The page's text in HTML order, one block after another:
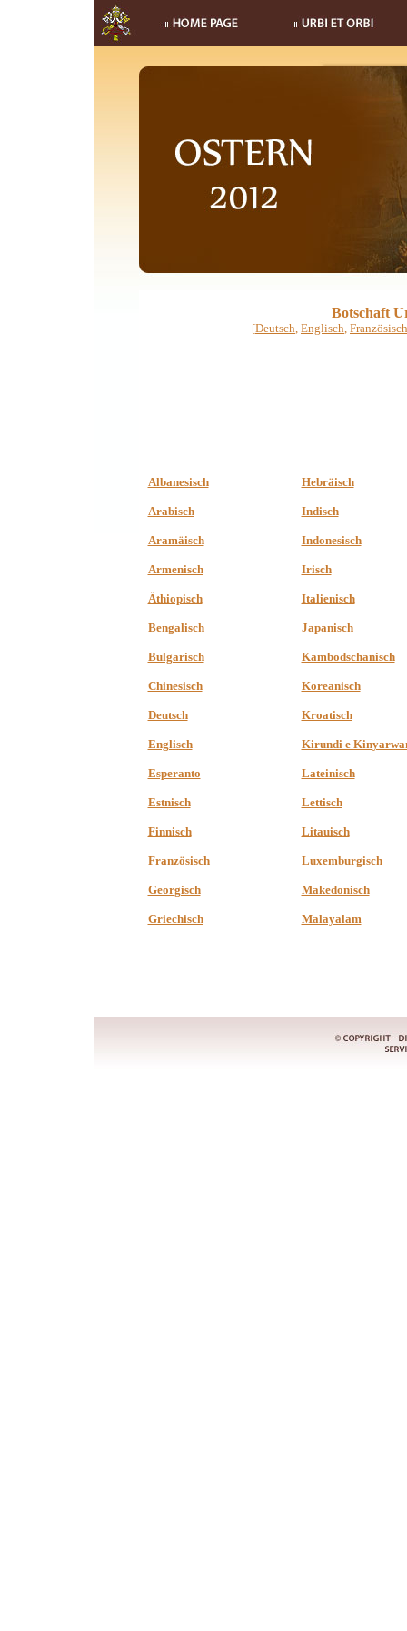
Botschaft
[Deutsch, Englisch, Französisch
Albanesisch
Arabisch
Aramäisch
Armenisch
Äthiopisch
Bengalisch
Bulgarisch
Chinesisch
Deutsch
Englisch
Esperanto
Estnisch
Finnisch
Französisch
Georgisch
Griechisch
Hebräisch
Indisch
Indonesisch
Irisch
Italienisch
Japanisch
Kambodschanisch
Koreanisch
Kroatisch
Kirundi e
Lateinisch
Lettisch
Litauisch
Luxemburgisch
Makedonisch
Malayalam